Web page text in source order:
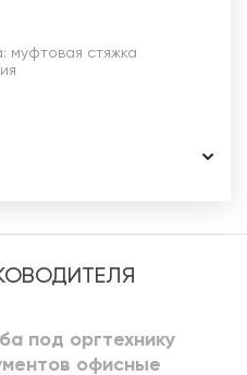
муфтовая стяжка
под оргтехнику
офисные